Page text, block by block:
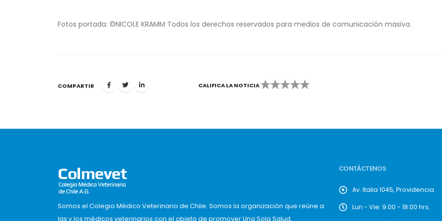
Fotos portada: ©NICOLE KRAMM Todos los derechos reservados para medios de comunicación masiva.
COMPARTIR CALIFICA LA NOTICIA
1 2 3 4 5
Somos el Colegio Médico Veterinario de Chile. Somos la organización que reúne a
las y los médicos veterinarios con el objeto de promover Una Sola Salud,
CONTÁCTENOS
Av. Italia 1045, Providencia
Lun - Vie: 9:00 - 18:00 hrs.